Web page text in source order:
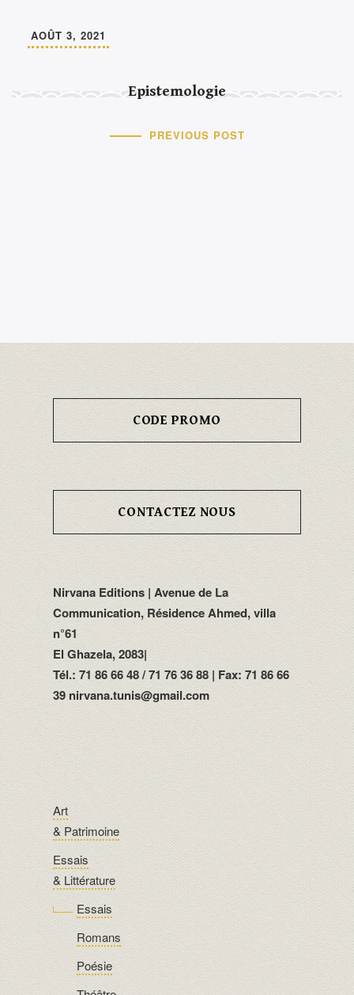
Epistemologie
AOÛT 3, 2021
PREVIOUS POST
CODE PROMO
CONTACTEZ NOUS
Nirvana Editions | Avenue de La
Communication, Résidence Ahmed, villa
n°61
El Ghazela, 2083|
Tél.: 71 86 66 48 / 71 76 36 88 | Fax: 71 86 66
39 nirvana.tunis@gmail.com
Art
& Patrimoine
Essais
& Littérature
Essais
Romans
Poésie